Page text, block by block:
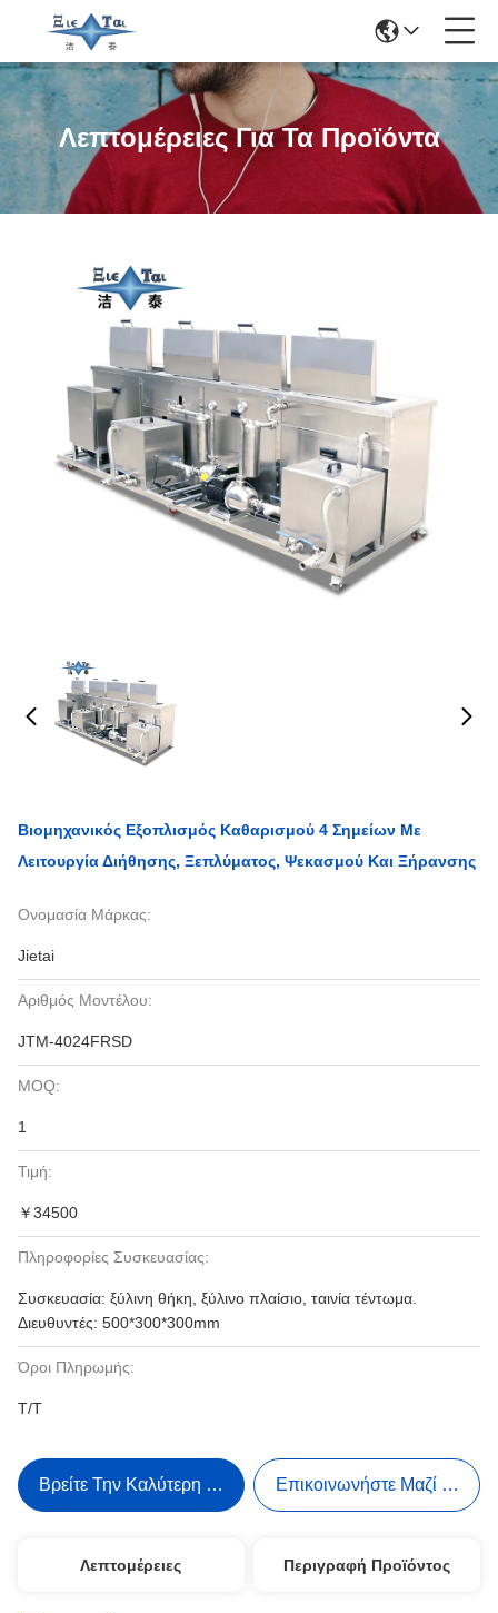
Λεπτομέρειες Για Τα Προϊόντα
Βιομηχανικός Εξοπλισμός Καθαρισμού 4 Σημείων Με
Λειτουργία Διήθησης, Ξεπλύματος, Ψεκασμού Και Ξήρανσης
Ονομασία Μάρκας:
Jietai
Αριθμός Μοντέλου:
JTM-4024FRSD
MOQ:
1
Τιμή:
￥34500
Πληροφορίες Συσκευασίας:
Συσκευασία: ξύλινη θήκη, ξύλινο πλαίσιο, ταινία τέντωμα.
Διευθυντές: 500*300*300mm
Όροι Πληρωμής:
T/T
Βρείτε Την Καλύτερη Τιμή Επικοινωνήστε Μαζί Μας
Λεπτομέρειες Περιγραφή Προϊόντος